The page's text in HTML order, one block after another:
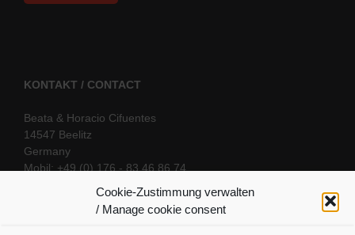
Cookie-Zustimmung verwalten
/ Manage cookie consent
KONTAKT / CONTACT
Beata & Horacio Cifuentes
14547 Beelitz
Germany
Mobil: +49 (0) 176 - 83 46 86 74